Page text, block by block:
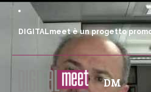
DIGITALmeet è un progetto
DM